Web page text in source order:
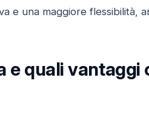
e una maggiore flessibilità,
e quali